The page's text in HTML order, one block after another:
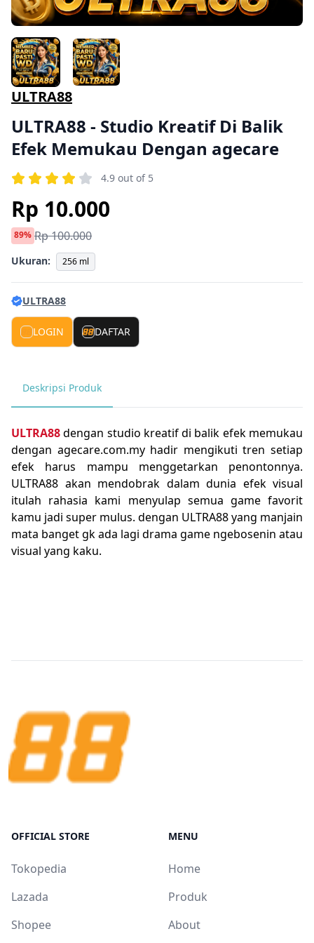
ULTRA88
ULTRA88 - Studio Kreatif Di Balik
Efek Memukau Dengan agecare
4.9 out of 5
Rp 10.000
89% Rp 100.000
Ukuran: 256 ml
ULTRA88
LOGIN DAFTAR
Deskripsi Produk
ULTRA88dengan studio kreatif di balik efek memukau
dengan agecare.com.my hadir mengikuti tren setiap
efek harus mampu menggetarkan penontonnya.
ULTRA88 akan mendobrak dalam dunia efek visual
itulah rahasia kami menyulap semua game favorit
kamu jadi super mulus. dengan ULTRA88 yang manjain
mata banget gk ada lagi drama game ngebosenin atau
visual yang kaku.
OFFICIAL STORE
Tokopedia
Lazada
Shopee
MENU
Home
Produk
About